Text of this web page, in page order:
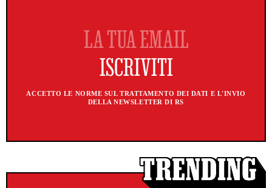
ACCETTO LE NORME SUL TRATTAMENTO DEI DATI E L'INVIO
DELLA NEWSLETTER DI RS